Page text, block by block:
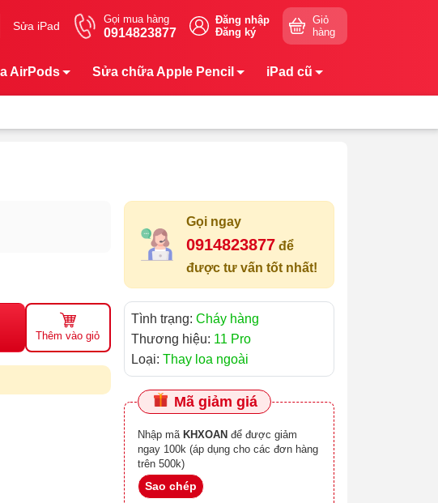
Sửa iPad
Gọi mua hàng
0914823877
Đăng nhập
Đăng ký
Giỏ
hàng
AirPods Sửa chữa Apple Pencil iPad cũ
Thêm vào giỏ
Gọi ngay
0914823877 để
được tư vấn tốt nhất!
Tình trạng: Cháy hàng
Thương hiệu: 11 Pro
Loại: Thay loa ngoài
Mã giảm giá
Nhập mã KHXOAN
ngay 100k (áp dụng cho các đơn hàng
trên 500k)
Sao chép